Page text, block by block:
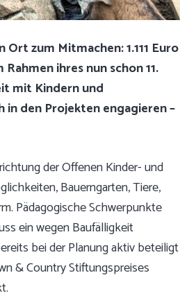
zum Mitmachen: 1.111 Euro
ihres nun schon 11.
mit Kindern und
in den Projekten engagieren –
der Offenen Kinder- und
Bauerngarten, Tiere,
Pädagogische Schwerpunkte
ein wegen Baufälligkeit
bei der Planung aktiv beteiligt
& Country Stiftungspreises